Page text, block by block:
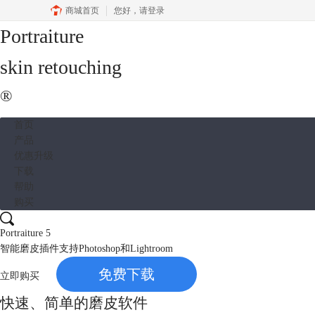
商城首页 您好， 请登录
Portraiture
skin retouching
®
Portraiture 5
智能磨皮插件支持Photoshop和Lightroom
立即购买 免费下载
快速、简单的磨皮软件